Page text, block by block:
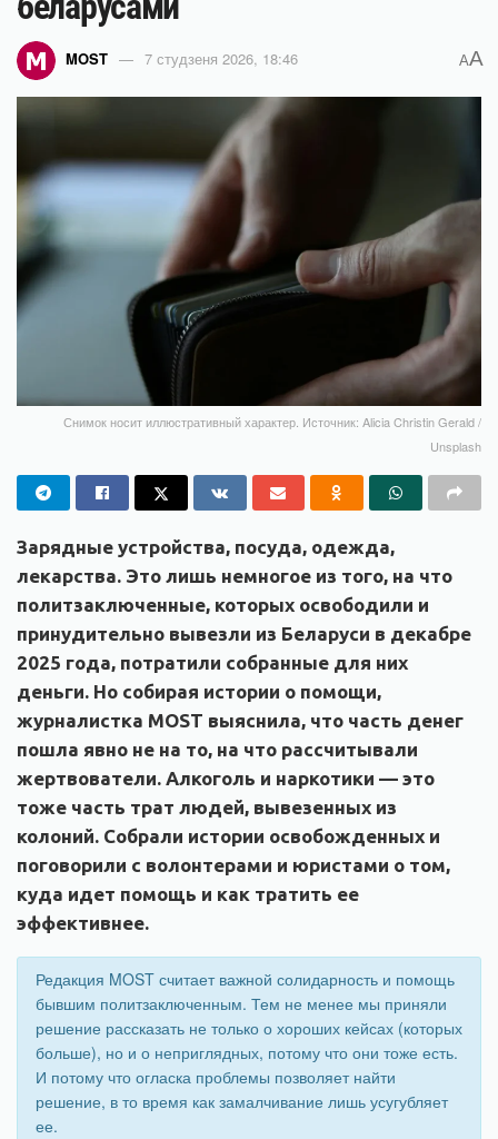
MOST 7 студзеня 2026, 18:46 AA
Снимок носит иллюстративный характер. Источник: Alicia Christin Gerald /
Unsplash
Зарядные устройства, посуда, одежда,
лекарства. Это лишь немногое из того, на что
политзаключенные, которых освободили и
принудительно вывезли из Беларуси в декабре
2025 года, потратили собранные для них
деньги. Но собирая истории о помощи,
журналистка MOST выяснила, что часть денег
пошла явно не на то, на что рассчитывали
жертвователи. Алкоголь и наркотики — это
тоже часть трат людей, вывезенных из
колоний. Собрали истории освобожденных и
поговорили с волонтерами и юристами о том,
куда идет помощь и как тратить ее
эффективнее.
Редакция MOST считает важной солидарность и помощь
бывшим политзаключенным. Тем не менее мы приняли
решение рассказать не только о хороших кейсах (которых
больше), но и о неприглядных, потому что они тоже есть.
И потому что огласка проблемы позволяет найти
решение, в то время как замалчивание лишь усугубляет
ее.